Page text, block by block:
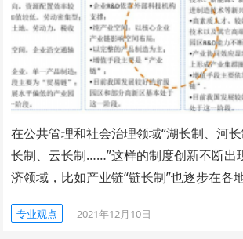
在公共管理和社会治理领域“湖长制、河
长制、云长制……”这样的制度创新不断出
济领域，比如产业链“链长制”也逐步在各
专业观点 2021年12月10日